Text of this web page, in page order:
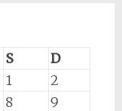
S
D
1
2
8
9